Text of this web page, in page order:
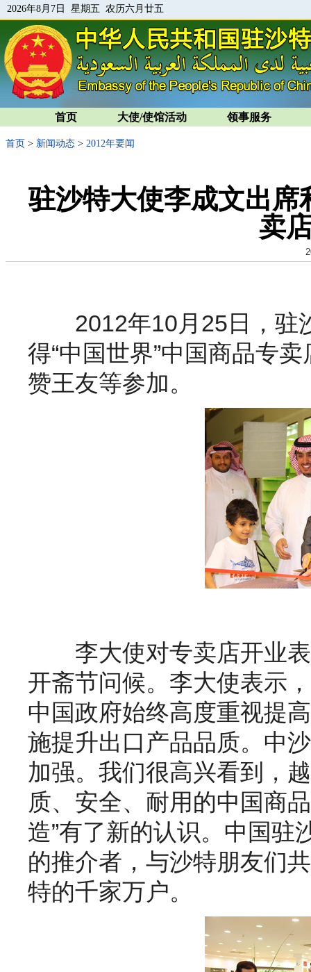
2026年8月7日 星期五 农历六月廿五
首页 大使/使馆活动 领事服务
首页 > 新闻动态 > 2012年要闻
驻沙特大使李成文出席
卖
2012年10月 25 日
，
得“中国世界”中国商品专
赞王友等参加。
李大使对专卖店开业
开斋节问候。李大使表示
中国政府始终高度重视提
施提升出口产品品质。中
加强。 我们很高兴看到，
质、安全、耐用的中国商
造”有了新的认识。中国驻
的推介者，与沙特朋友们
特的千家万户。